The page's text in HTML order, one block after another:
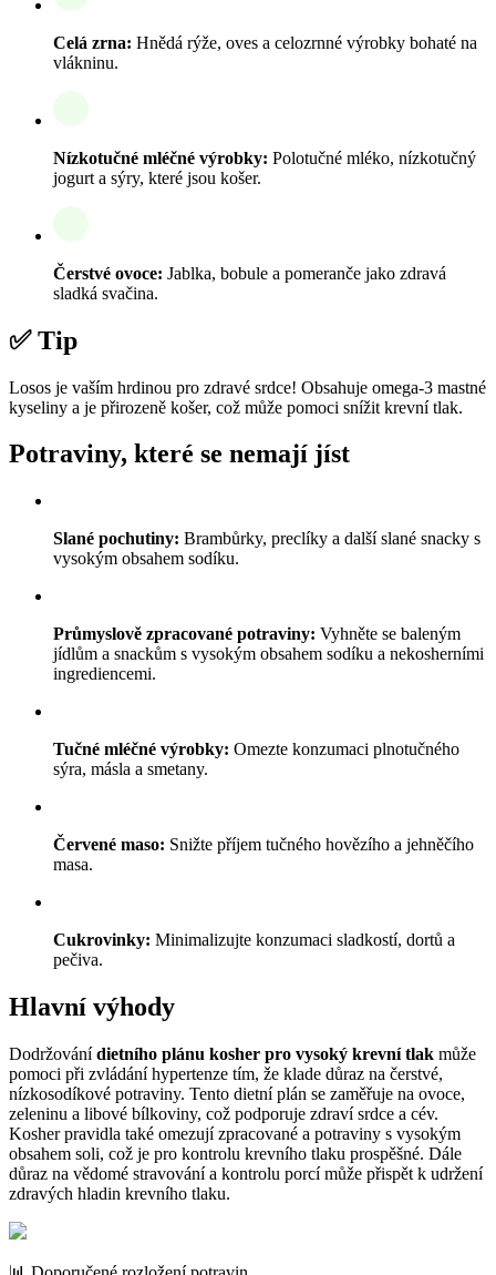
Celá zrna: Hnědá rýže, oves a celozrnné výrobky bohaté na
vlákninu.
Nízkotučné mléčné výrobky: Polotučné mléko, nízkotučný
jogurt a sýry, které jsou košer.
Čerstvé ovoce: Jablka, bobule a pomeranče jako zdravá
sladká svačina.
✅ Tip
Losos je vaším hrdinou pro zdravé srdce! Obsahuje omega-3 mastné
kyseliny a je přirozeně košer, což může pomoci snížit krevní tlak.
Potraviny, které se nemají jíst
Slané pochutiny: Brambůrky, preclíky a další slané snacky s
vysokým obsahem sodíku.
Průmyslově zpracované potraviny: Vyhněte se baleným
jídlům a snackům s vysokým obsahem sodíku a nekosherními
ingrediencemi.
Tučné mléčné výrobky: Omezte konzumaci plnotučného
sýra, másla a smetany.
Červené maso: Snižte příjem tučného hovězího a jehněčího
masa.
Cukrovinky: Minimalizujte konzumaci sladkostí, dortů a
pečiva.
Hlavní výhody
Dodržovánídietního plánu kosher pro vysoký krevní tlak může
pomoci při zvládání hypertenze tím, že klade důraz na čerstvé,
nízkosodíkové potraviny. Tento dietní plán se zaměřuje na ovoce,
zeleninu a libové bílkoviny, což podporuje zdraví srdce a cév.
Kosher pravidla také omezují zpracované a potraviny s vysokým
obsahem soli, což je pro kontrolu krevního tlaku prospěšné. Dále
důraz na vědomé stravování a kontrolu porcí může přispět k udržení
zdravých hladin krevního tlaku.